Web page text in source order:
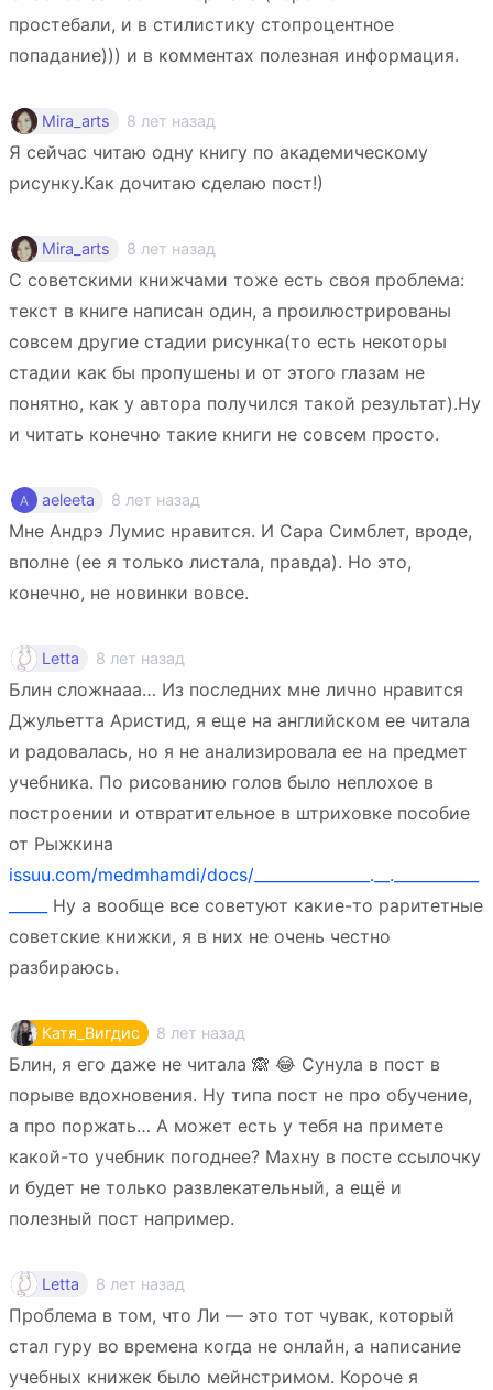
простебали, и в стилистику стопроцентное
попадание))) и в комментах полезная информация.
Mira_arts 8 лет назад
Я сейчас читаю одну книгу по академическому
рисунку.Как дочитаю сделаю пост!)
Mira_arts 8 лет назад
С советскими книжчами тоже есть своя проблема:
текст в книге написан один, а проилюстрированы
совсем другие стадии рисунка(то есть некоторы
стадии как бы пропушены и от этого глазам не
понятно, как у автора получился такой результат).Ну
и читать конечно такие книги не совсем просто.
aeleeta 8 лет назад
Мне Андрэ Лумис нравится. И Сара Симблет, вроде,
вполне (ее я только листала, правда). Но это,
конечно, не новинки вовсе.
Letta 8 лет назад
Блин сложнааа… Из последних мне лично нравится
Джульетта Аристид, я еще на английском ее читала
и радовалась, но я не анализировала ее на предмет
учебника. По рисованию голов было неплохое в
построении и отвратительное в штриховке пособие
от Рыжкина
issuu.com/medmhamdi/docs/_______________.__.___________
Ну а вообще все советуют какие-то раритетные
советские книжки, я в них не очень честно
разбираюсь.
Катя_Вигдис 8 лет назад
Блин, я его даже не читала 🙈 😂 Сунула в пост в
порыве вдохновения. Ну типа пост не про обучение,
а про поржать… А может есть у тебя на примете
какой-то учебник погоднее? Махну в посте ссылочку
и будет не только развлекательный, а ещё и
полезный пост например.
Letta 8 лет назад
Проблема в том, что Ли — это тот чувак, который
стал гуру во времена когда не онлайн, а написание
учебных книжек было мейнстримом. Короче я